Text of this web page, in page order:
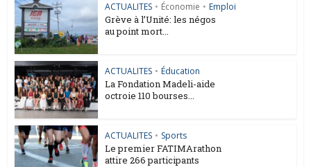
ACTUALITES • Économie • Emploi
Grève à l’Unité: les négos
au point mort...
ACTUALITES • Éducation
La Fondation Madeli-aide
octroie 110 bourses...
ACTUALITES • Sports
Le premier FATIMArathon
attire 266 participants